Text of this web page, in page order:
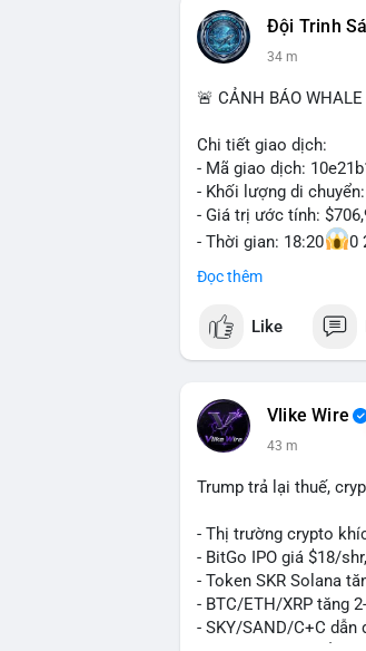
Đội Trinh
34 m
🚨 CẢNH BÁO
Chi tiết giao dịch:
- Mã giao dịch:
- Khối lượng di
- Giá trị ước tính:
- Thời gian: 18:20
0
Nhận định phân tích:
Giao dịch 10.9 BTC
mỏng (giờ châu Á)
thường nằm giữa hai
khoản nhưng đủ tạo
lệnh lớn hơn trong 24-
nguồn.
Lời khuyên:
Nhà đầu tư nhỏ lẻ
lệnh theo cảm xúc.
đang tạo đáy tích lũy;
chủ động.
#10dot9btc
Đọc thêm
Like
Vlike Wire
43 m
Trump trả lại thuế,
- Thị trường crypto
- BitGo IPO giá $18/
- Token SKR Solana
- BTC/ETH/XRP tăng
- SKY/SAND/C+C dẫn